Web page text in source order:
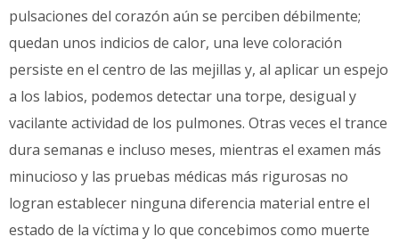
pulsaciones del corazón aún se perciben débilmente;
quedan unos indicios de calor, una leve coloración
persiste en el centro de las mejillas y, al aplicar un espejo
a los labios, podemos detectar una torpe, desigual y
vacilante actividad de los pulmones. Otras veces el trance
dura semanas e incluso meses, mientras el examen más
minucioso y las pruebas médicas más rigurosas no
logran establecer ninguna diferencia material entre el
estado de la víctima y lo que concebimos como muerte